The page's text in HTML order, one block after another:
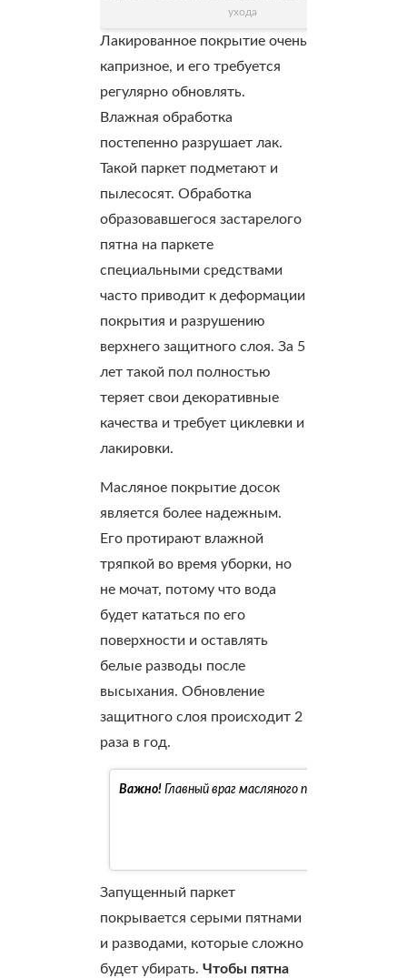
ухода
Лакированное покрытие очень
капризное, и его требуется
регулярно обновлять.
Влажная обработка
постепенно разрушает лак.
Такой паркет подметают и
пылесосят. Обработка
образовавшегося застарелого
пятна на паркете
специальными средствами
часто приводит к деформации
покрытия и разрушению
верхнего защитного слоя. За 5
лет такой пол полностью
теряет свои декоративные
качества и требует циклевки и
лакировки.
Масляное покрытие досок
является более надежным.
Его протирают влажной
тряпкой во время уборки, но
не мочат, потому что вода
будет кататься по его
поверхности и оставлять
белые разводы после
высыхания. Обновление
защитного слоя происходит 2
раза в год.
Важно! Главный враг масляного покрытия – пыль.
Запущенный паркет
покрывается серыми пятнами
и разводами, которые сложно
будет убирать. Чтобы пятна